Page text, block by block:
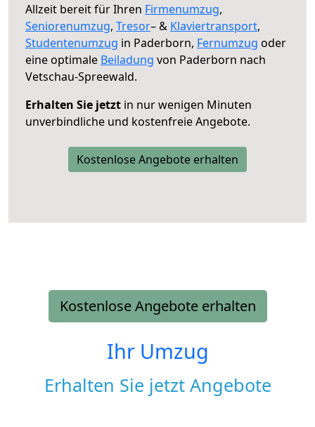
Allzeit bereit für Ihren Firmenumzug,
Seniorenumzug, Tresor– & Klaviertransport,
Studentenumzug in Paderborn, Fernumzug oder
eine optimale Beiladung von Paderborn nach
Vetschau-Spreewald.
Erhalten Sie jetzt in nur wenigen Minuten
unverbindliche und kostenfreie Angebote.
Kostenlose Angebote erhalten
Kostenlose Angebote erhalten
Ihr Umzug
Erhalten Sie jetzt Angebote